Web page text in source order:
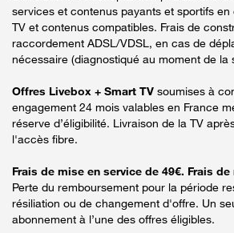
services et contenus payants et sportifs
TV et contenus compatibles. Frais de
raccordement ADSL/VDSL, en cas de
nécessaire (diagnostiqué au moment de la
Offres Livebox + Smart TV soumises à
engagement 24 mois valables en France
réserve d’éligibilité. Livraison de la TV
l'accès fibre.
Frais de mise en service de 49€. Frais
Perte du remboursement pour la période
résiliation ou de changement d'offre. Un
abonnement à l’une des offres éligibles.